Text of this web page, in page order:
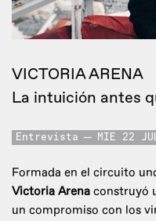
VICTORIA ARENA
La intuición antes
Entrevista MIE 22
Formada en el circuito
Victoria Arena construyó
un compromiso con los